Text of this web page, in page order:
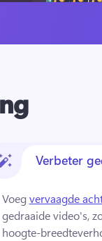
Verbeter
Voeg vervaagde
gedraaide video's,
hoogte-